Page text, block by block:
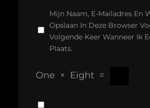
Mijn Naam, E-Mailadres En
Opslaan In Deze Browser
Volgende Keer Wanneer Ik
Plaats.
One × Eight =